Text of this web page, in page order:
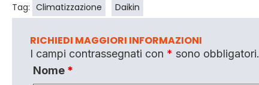
Tag: Climatizzazione Daikin
RICHIEDI MAGGIORI INFORMAZIONI
I campi contrassegnati con * sono obbligatori.
Nome *